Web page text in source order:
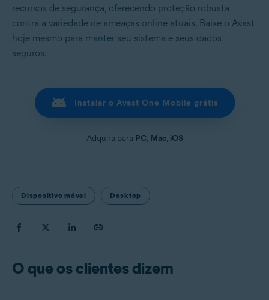
recursos de segurança, oferecendo proteção robusta
contra a variedade de ameaças online atuais. Baixe o Avast
hoje mesmo para manter seu sistema e seus dados
seguros.
Instalar o Avast One Mobile grátis
Adquira para PC, Mac, iOS
Dispositivo móvel Desktop
O que os clientes dizem